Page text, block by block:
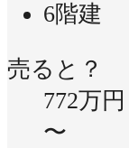
6階建
売ると？
772万円
〜